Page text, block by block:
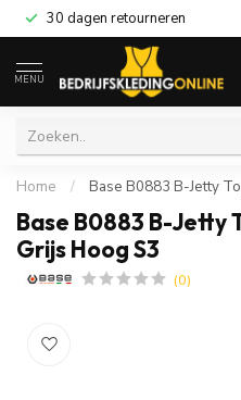
30 dagen retourneren
MENU
Home / Base B0883 B-Jetty
Base B0883 B-Jetty
Grijs Hoog S3
(0)